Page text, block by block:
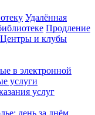
Удалённая
Продление
Центры и клубы
в электронной
услуги
услуг
день за днём